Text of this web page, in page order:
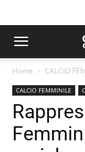
Home CALCIO
CALCIO FEMMINILE